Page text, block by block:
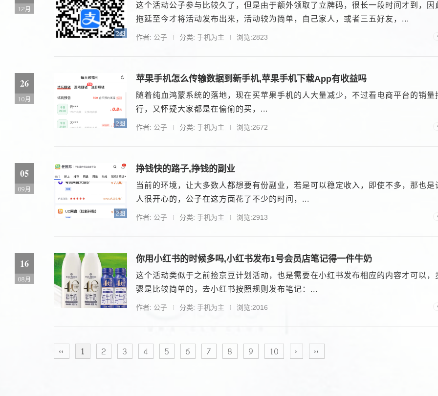
12月
2图
这个活动公子参与比较久了，但是由于额外领取了立牌码，很长一段时间才到，因
拖延至今才将活动发布出来，活动较为简单，自己家人，或者三五好友，...
作者: 公子 分类: 手机为主 浏览:2823
26
10月
苹果手机怎么传输数据到新手机,苹果手机下载App有收益吗
2图
随着纯血鸿蒙系统的落地，现在买苹果手机的人大量减少，不过看电商平台的销量
行，又怀疑大家都是在偷偷的买，...
作者: 公子 分类: 手机为主 浏览:2672
05
09月
挣钱快的路子,挣钱的副业
2图
当前的环境，让大多数人都想要有份副业，若是可以稳定收入，即使不多，那也是
人很开心的，公子在这方面花了不少的时间，...
作者: 公子 分类: 手机为主 浏览:2913
16
08月
你用小红书的时候多吗,小红书发布1号会员店笔记得一件牛奶
这个活动类似于之前捡京豆计划活动，也是需要在小红书发布相应的内容才可以，
骤是比较简单的，去小红书按照规则发布笔记：...
作者: 公子 分类: 手机为主 浏览:2016
‹‹ 1 2 3 4 5 6 7 8 9 10 › ››